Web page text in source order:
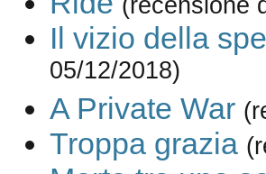
Il vizio della
05/12/2018)
A Private War
Troppa grazia